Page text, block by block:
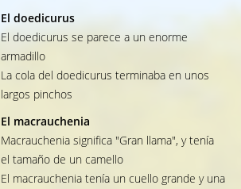
El doedicurus
El doedicurus se parece a un enorme
armadillo
La cola del doedicurus terminaba en unos
largos pinchos
El macrauchenia
Macrauchenia significa "Gran llama", y tenía
el tamaño de un camello
El macrauchenia tenía un cuello grande y una